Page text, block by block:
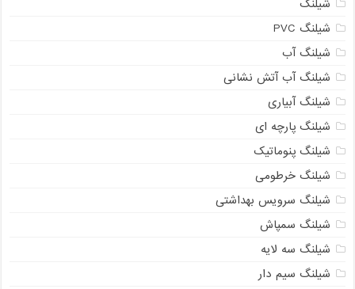
شیلنگ
شیلنگ PVC
شیلنگ آب
شیلنگ آب آتش نشانی
شیلنگ آبیاری
شیلنگ پارچه ای
شیلنگ پنوماتیک
شیلنگ خرطومی
شیلنگ سرویس بهداشتی
شیلنگ سمپاش
شیلنگ سه لایه
شیلنگ سیم دار